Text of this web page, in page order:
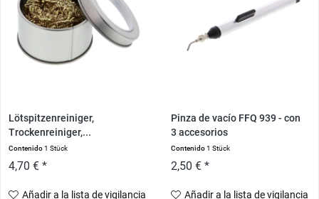
Lötspitzenreiniger,
Trockenreiniger,...
Contenido1 Stück
4,70 € *
Añadir a la lista de vigilancia
Pinza de vacío FFQ 939 - con
3 accesorios
Contenido1 Stück
2,50 € *
Añadir a la lista de vigilancia